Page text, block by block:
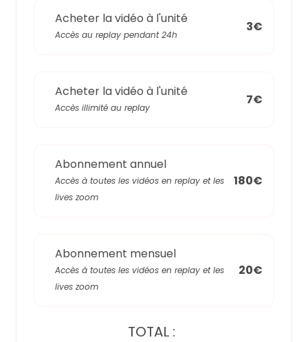
Acheter la vidéo à l'unité
Accès au replay pendant 24h
3€
Acheter la vidéo à l'unité
Accès illimité au replay
7€
Abonnement annuel
Accès à toutes les vidéos en replay et les
lives zoom
180€
Abonnement mensuel
Accès à toutes les vidéos en replay et les
lives zoom
20€
TOTAL :